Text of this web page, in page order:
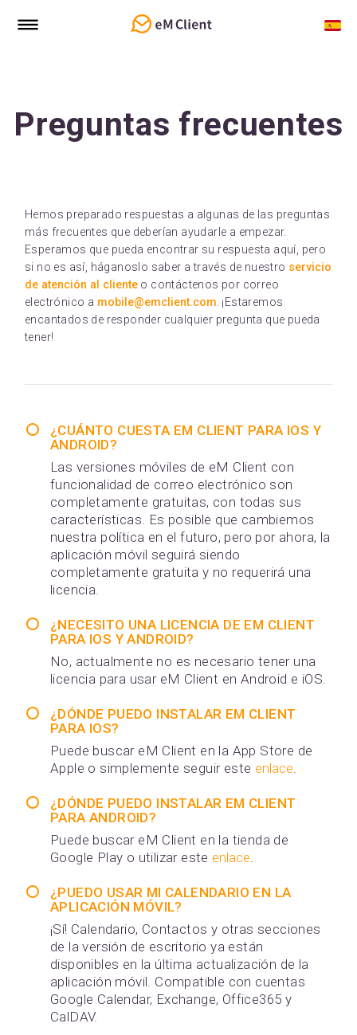
Preguntas frecuentes
Hemos preparado respuestas a algunas de las preguntas
más frecuentes que deberían ayudarle a empezar.
Esperamos que pueda encontrar su respuesta aquí, pero
si no es así, háganoslo saber a través de nuestro servicio
de atención al cliente o contáctenos por correo
electrónico a mobile@emclient.com . ¡Estaremos
encantados de responder cualquier pregunta que pueda
tener!
¿CUÁNTO CUESTA EM CLIENT PARA IOS Y
ANDROID?
Las versiones móviles de eM Client con
funcionalidad de correo electrónico son
completamente gratuitas, con todas sus
características. Es posible que cambiemos
nuestra política en el futuro, pero por ahora, la
aplicación móvil seguirá siendo
completamente gratuita y no requerirá una
licencia.
¿NECESITO UNA LICENCIA DE EM CLIENT
PARA IOS Y ANDROID?
No, actualmente no es necesario tener una
licencia para usar eM Client en Android e iOS.
¿DÓNDE PUEDO INSTALAR EM CLIENT
PARA IOS?
Puede buscar eM Client en la App Store de
Apple o simplemente seguir este enlace.
¿DÓNDE PUEDO INSTALAR EM CLIENT
PARA ANDROID?
Puede buscar eM Client en la tienda de
Google Play o utilizar este enlace.
¿PUEDO USAR MI CALENDARIO EN LA
APLICACIÓN MÓVIL?
¡Sí! Calendario, Contactos y otras secciones
de la versión de escritorio ya están
disponibles en la última actualización de la
aplicación móvil. Compatible con cuentas
Google Calendar, Exchange, Office365 y
CalDAV.